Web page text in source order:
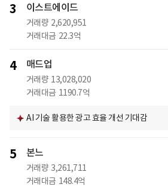
3 이스트에이드
거래량 2,620,951
거래대금 22.3억
4 매드업
거래량 13,028,020
거래대금 1190.7억
AI 기술 활용한 광고 효율 개선 기대감
5 본느
거래량 3,261,711
거래대금 148.4억